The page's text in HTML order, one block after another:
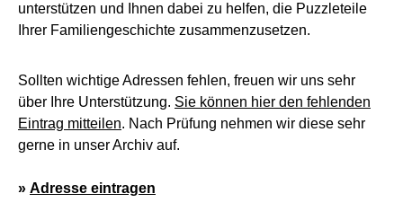
unterstützen und Ihnen dabei zu helfen, die Puzzleteile
Ihrer Familiengeschichte zusammenzusetzen.
Sollten wichtige Adressen fehlen, freuen wir uns sehr
über Ihre Unterstützung. Sie können hier den fehlenden
Eintrag mitteilen. Nach Prüfung nehmen wir diese sehr
gerne in unser Archiv auf.
» Adresse eintragen